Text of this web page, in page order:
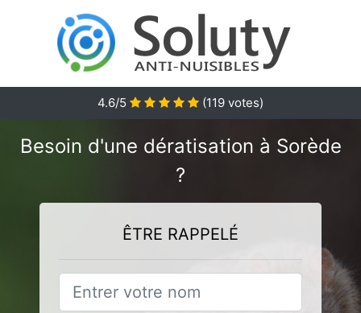
4.6/5 (119 votes)
Besoin d'une dératisation à Sorède
?
ÊTRE RAPPELÉ